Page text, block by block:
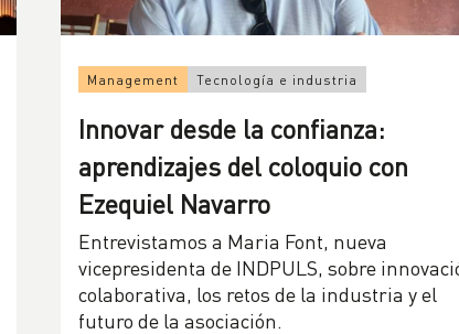
Management Tecnología e industria
Innovar desde la confianza:
aprendizajes del coloquio con
Ezequiel Navarro
Entrevistamos a Maria Font, nueva
vicepresidenta de INDPULS, sobre
colaborativa, los retos de la industria y el
futuro de la asociación.